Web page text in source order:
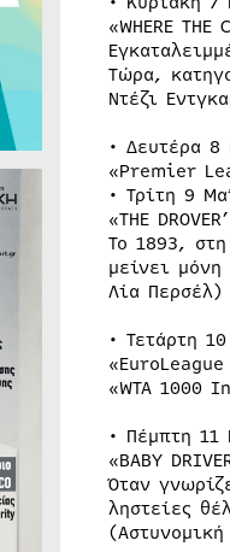
«WHERE THE
Τώρα,
Ντέζι
• Δευτέρα
«Premier
• Τρίτη 9
«THE
Το 1893,
μείνει
Λία Περσέλ)
• Τετάρτη
«WTA 1000
• Πέμπτη 11
«BABY
Όταν
ληστείες